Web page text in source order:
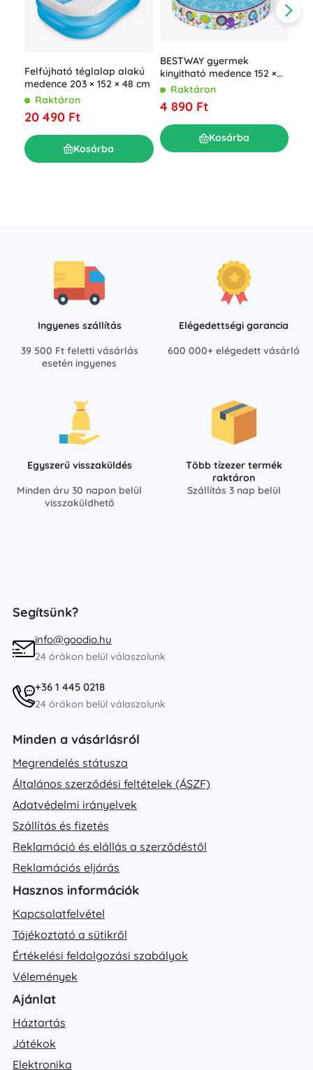
Felfújható téglalap alakú
medence 203 × 152 × 48 cm
Raktáron
20 490 Ft
Kosárba
BESTWAY gyermek
kinyitható medence 152 ×
25 cm
Raktáron
4 890 Ft
Kosárba
Ingyenes szállítás
39 500 Ft feletti vásárlás
esetén ingyenes
Elégedettségi garancia
600 000+ elégedett vásárló
Egyszerű visszaküldés
Minden áru 30 napon belül
visszaküldhető
Több tízezer termék
raktáron
Szállítás 3 nap belül
Segítsünk?
info@goodio.hu
24 órákon belül válaszolunk
+36 1 445 0218
24 órákon belül válaszolunk
Minden a vásárlásról
Megrendelés státusza
Általános szerződési feltételek (ÁSZF)
Adatvédelmi irányelvek
Szállítás és fizetés
Reklamáció és elállás a szerződéstől
Reklamációs eljárás
Hasznos információk
Kapcsolatfelvétel
Tájékoztató a sütikről
Értékelési feldolgozási szabályok
Vélemények
Ajánlat
Háztartás
Játékok
Elektronika